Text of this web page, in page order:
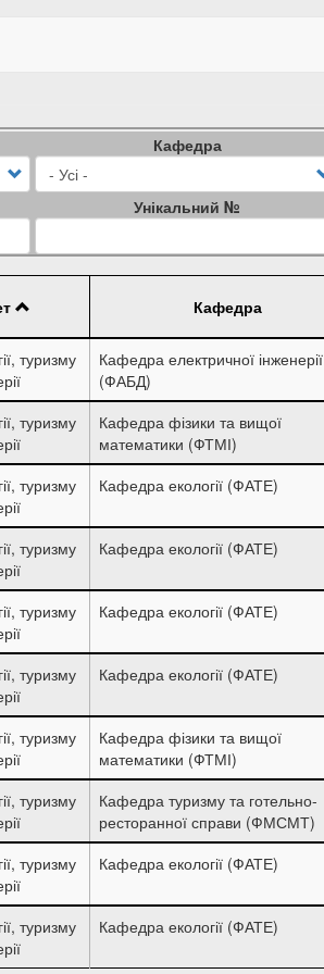
Кафедра
Унікальний №
Кафедра
туризму
Кафедра електричної інженерії
(ФАБД)
туризму
Кафедра фізики та вищої
математики (ФТМІ)
туризму
Кафедра екології (ФАТЕ)
туризму
Кафедра екології (ФАТЕ)
туризму
Кафедра екології (ФАТЕ)
туризму
Кафедра екології (ФАТЕ)
туризму
Кафедра фізики та вищої
математики (ФТМІ)
туризму
Кафедра туризму та готельно-
ресторанної справи (ФМСМТ)
туризму
Кафедра екології (ФАТЕ)
туризму
Кафедра екології (ФАТЕ)